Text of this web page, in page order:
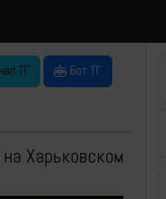
ТГ
Бот ТГ
Харьковском